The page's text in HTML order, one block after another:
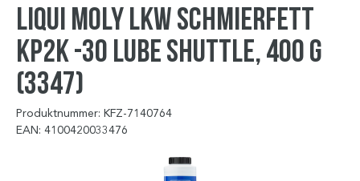
LIQUI MOLY LKW Schmierfett
KP2K -30 Lube Shuttle, 400 g
(3347)
Produktnummer: KFZ-7140764
EAN: 4100420033476